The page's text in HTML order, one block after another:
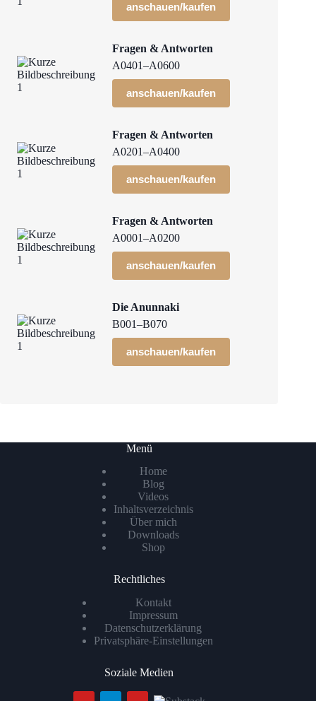
anschauen/kaufen
Fragen & Antworten
A0401–A0600
anschauen/kaufen
Fragen & Antworten
A0201–A0400
anschauen/kaufen
Fragen & Antworten
A0001–A0200
anschauen/kaufen
Die Anunnaki
B001–B070
anschauen/kaufen
Menü
Home
Blog
Videos
Inhaltsverzeichnis
Über mich
Downloads
Shop
Rechtliches
Kontakt
Impressum
Datenschutzerklärung
Privatsphäre-Einstellungen
Soziale Medien